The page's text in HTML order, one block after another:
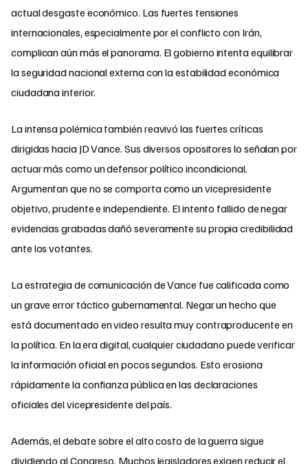
actual desgaste económico. Las fuertes tensiones
internacionales, especialmente por el conflicto con Irán,
complican aún más el panorama. El gobierno intenta equilibrar
la seguridad nacional externa con la estabilidad económica
ciudadana interior.
La intensa polémica también reavivó las fuertes críticas
dirigidas hacia JD Vance. Sus diversos opositores lo señalan por
actuar más como un defensor político incondicional.
Argumentan que no se comporta como un vicepresidente
objetivo, prudente e independiente. El intento fallido de negar
evidencias grabadas dañó severamente su propia credibilidad
ante los votantes.
La estrategia de comunicación de Vance fue calificada como
un grave error táctico gubernamental. Negar un hecho que
está documentado en video resulta muy contraproducente en
la política. En la era digital, cualquier ciudadano puede verificar
la información oficial en pocos segundos. Esto erosiona
rápidamente la confianza pública en las declaraciones
oficiales del vicepresidente del país.
Además, el debate sobre el alto costo de la guerra sigue
dividiendo al Congreso. Muchos legisladores exigen reducir el